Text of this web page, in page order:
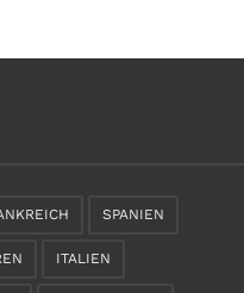
SPANIEN
ITALIEN